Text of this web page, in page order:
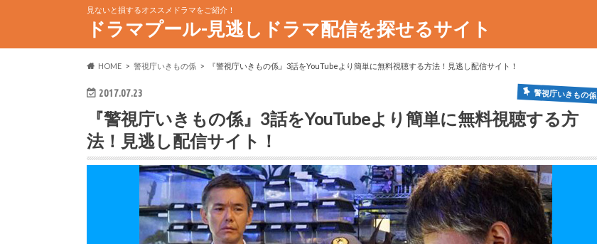
見ないと損するオススメドラマをご紹介！
ドラマプール-見逃しドラマ配信を探せるサイト
HOME 警視庁いきもの係 『警視庁いきもの係』3話をYouTubeより簡単に無料視聴する方法！見逃し配信サイト！
2017.07.23 警視庁いきもの係
『警視庁いきもの係』3話をYouTubeより簡単に無料視聴する方
法！見逃し配信サイト！